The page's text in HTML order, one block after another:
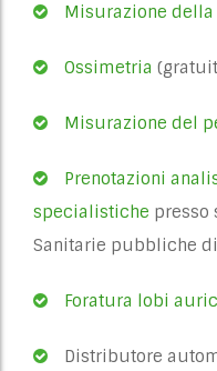
Misurazione
Ossimetria
Misurazione del
Prenotazioni
specialistiche presso
Sanitarie pubbliche
Foratura lobi
Distributore